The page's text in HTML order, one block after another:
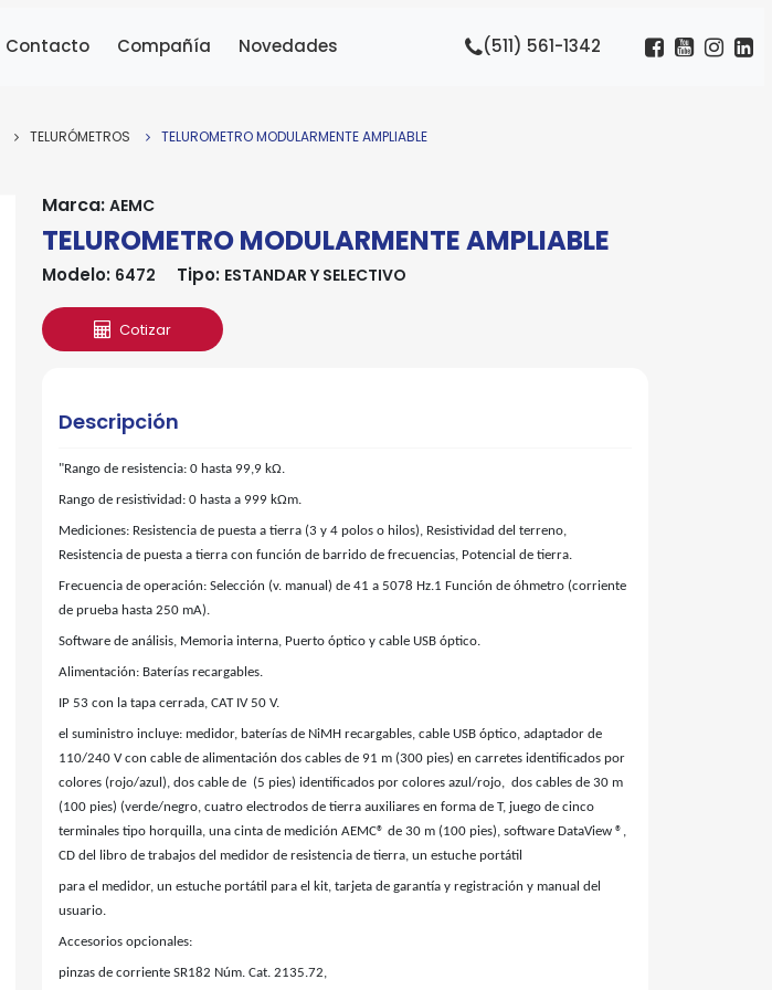
Contacto Compañía Novedades (511) 561-1342
TELURÓMETROS TELUROMETRO MODULARMENTE AMPLIABLE
Marca: AEMC
TELUROMETRO MODULARMENTE AMPLIABLE
Modelo: 6472 Tipo: ESTANDAR Y SELECTIVO
Cotizar
Descripción
"Rango de resistencia: 0 hasta 99,9 kΩ.
Rango de resistividad: 0 hasta a 999 kΩm.
Mediciones: Resistencia de puesta a tierra (3 y 4 polos o hilos), Resistividad del terreno,
Resistencia de puesta a tierra con función de barrido de frecuencias, Potencial de tierra.
Frecuencia de operación: Selección (v. manual) de 41 a 5078 Hz.1 Función de óhmetro (corriente
de prueba hasta 250 mA).
Software de análisis, Memoria interna, Puerto óptico y cable USB óptico.
Alimentación: Baterías recargables.
IP 53 con la tapa cerrada, CAT IV 50 V.
el suministro incluye: medidor, baterías de NiMH recargables, cable USB óptico, adaptador de
110/240 V con cable de alimentación dos cables de 91 m (300 pies) en carretes identificados por
colores (rojo/azul), dos cable de (5 pies) identificados por colores azul/rojo, dos cables de 30 m
(100 pies) (verde/negro, cuatro electrodos de tierra auxiliares en forma de T, juego de cinco
terminales tipo horquilla, una cinta de medición AEMC® de 30 m (100 pies), software DataView ®,
CD del libro de trabajos del medidor de resistencia de tierra, un estuche portátil
para el medidor, un estuche portátil para el kit, tarjeta de garantía y registración y manual del
usuario.
Accesorios opcionales:
pinzas de corriente SR182 Núm. Cat. 2135.72,
Marca: METREL